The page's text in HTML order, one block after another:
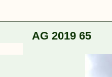
AG 2019 65